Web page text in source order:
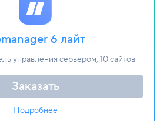
6 лайт
управления сервером, 10 сайтов
Заказать
Подробнее